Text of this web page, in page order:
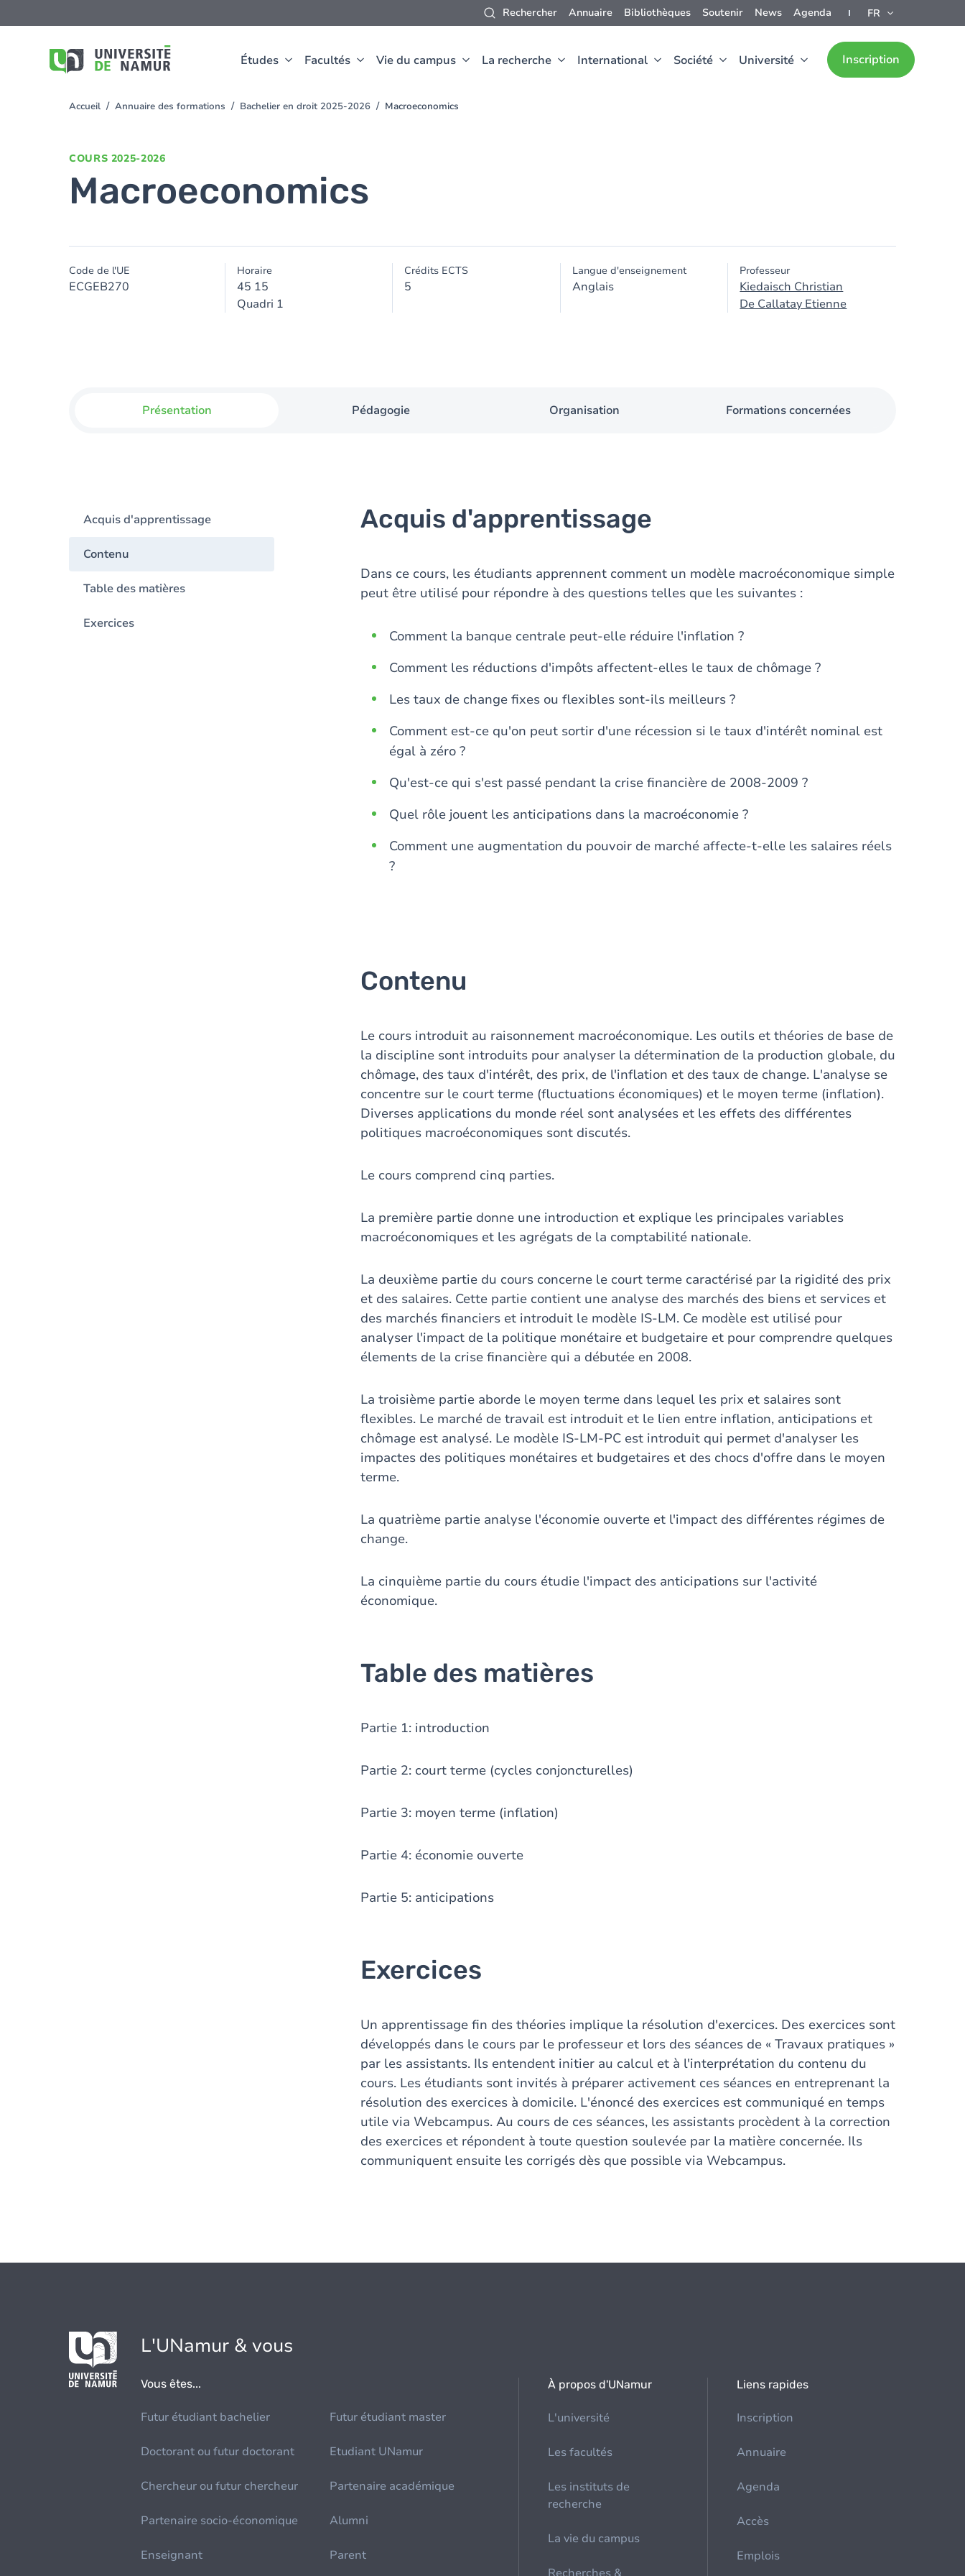
Rechercher Annuaire Bibliothèques Soutenir News Agenda FR
Études Facultés Vie du campus La recherche International Société Université Inscription
au
You
Accueil Annuaire des formations Bachelier en droit 2025-2026 Macroeconomics
COURS 2025-2026
Macroeconomics
Code de l'UE
ECGEB270
Horaire
45 15
Quadri 1
Crédits ECTS
5
Langue d'enseignement
Anglais
Professeur
Kiedaisch Christian
De Callatay Etienne
Présentation Pédagogie Organisation Formations concernées
Acquis d'apprentissage
Contenu
Table des matières
Exercices
Acquis d'apprentissage
Dans ce cours, les étudiants apprennent comment un modèle macroéconomique simple
peut être utilisé pour répondre à des questions telles que les suivantes :
Comment la banque centrale peut-elle réduire l'inflation ?
Comment les réductions d'impôts affectent-elles le taux de chômage ?
Les taux de change fixes ou flexibles sont-ils meilleurs ?
Comment est-ce qu'on peut sortir d'une récession si le taux d'intérêt nominal est
égal à zéro ?
Qu'est-ce qui s'est passé pendant la crise financière de 2008-2009 ?
Quel rôle jouent les anticipations dans la macroéconomie ?
Comment une augmentation du pouvoir de marché affecte-t-elle les salaires réels
?
Contenu
Le cours introduit au raisonnement macroéconomique. Les outils et théories de base de
la discipline sont introduits pour analyser la détermination de la production globale, du
chômage, des taux d'intérêt, des prix, de l'inflation et des taux de change. L'analyse se
concentre sur le court terme (fluctuations économiques) et le moyen terme (inflation).
Diverses applications du monde réel sont analysées et les effets des différentes
politiques macroéconomiques sont discutés.
Le cours comprend cinq parties.
La première partie donne une introduction et explique les principales variables
macroéconomiques et les agrégats de la comptabilité nationale.
La deuxième partie du cours concerne le court terme caractérisé par la rigidité des prix
et des salaires. Cette partie contient une analyse des marchés des biens et services et
des marchés financiers et introduit le modèle IS-LM. Ce modèle est utilisé pour
analyser l'impact de la politique monétaire et budgetaire et pour comprendre quelques
élements de la crise financière qui a débutée en 2008.
La troisième partie aborde le moyen terme dans lequel les prix et salaires sont
flexibles. Le marché de travail est introduit et le lien entre inflation, anticipations et
chômage est analysé. Le modèle IS-LM-PC est introduit qui permet d'analyser les
impactes des politiques monétaires et budgetaires et des chocs d'offre dans le moyen
terme.
La quatrième partie analyse l'économie ouverte et l'impact des différentes régimes de
change.
La cinquième partie du cours étudie l'impact des anticipations sur l'activité
économique.
Table des matières
Partie 1: introduction
Partie 2: court terme (cycles conjoncturelles)
Partie 3: moyen terme (inflation)
Partie 4: économie ouverte
Partie 5: anticipations
Exercices
Un apprentissage fin des théories implique la résolution d'exercices. Des exercices sont
développés dans le cours par le professeur et lors des séances de « Travaux pratiques »
par les assistants. Ils entendent initier au calcul et à l'interprétation du contenu du
cours. Les étudiants sont invités à préparer activement ces séances en entreprenant la
résolution des exercices à domicile. L'énoncé des exercices est communiqué en temps
utile via Webcampus. Au cours de ces séances, les assistants procèdent à la correction
des exercices et répondent à toute question soulevée par la matière concernée. Ils
communiquent ensuite les corrigés dès que possible via Webcampus.
L'UNamur & vous
Vous êtes...
Futur étudiant bachelier Futur étudiant master
Doctorant ou futur doctorant Etudiant UNamur
Chercheur ou futur chercheur Partenaire académique
Partenaire socio-économique Alumni
Enseignant Parent
À propos d'UNamur
L'université
Les facultés
Les instituts de
recherche
La vie du campus
Liens rapides
Inscription
Annuaire
Agenda
Accès
Emplois